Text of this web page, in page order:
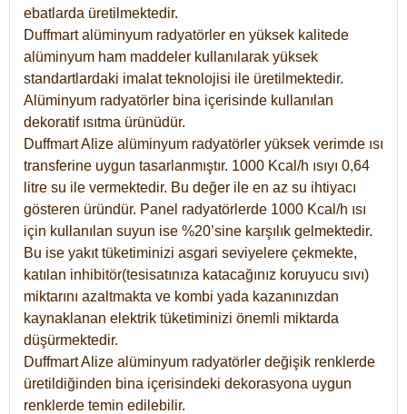
ebatlarda üretilmektedir.
Duffmart alüminyum radyatörler en yüksek kalitede
alüminyum ham maddeler kullanılarak yüksek
standartlardaki imalat teknolojisi ile üretilmektedir.
Alüminyum radyatörler bina içerisinde kullanılan
dekoratif ısıtma ürünüdür.
Duffmart Alize alüminyum radyatörler yüksek verimde ısı
transferine uygun tasarlanmıştır. 1000 Kcal/h ısıyı 0,64
litre su ile vermektedir. Bu değer ile en az su ihtiyacı
gösteren üründür. Panel radyatörlerde 1000 Kcal/h ısı
için kullanılan suyun ise %20’sine karşılık gelmektedir.
Bu ise yakıt tüketiminizi asgari seviyelere çekmekte,
katılan inhibitör(tesisatınıza katacağınız koruyucu sıvı)
miktarını azaltmakta ve kombi yada kazanınızdan
kaynaklanan elektrik tüketiminizi önemli miktarda
düşürmektedir.
Duffmart Alize alüminyum radyatörler değişik renklerde
üretildiğinden bina içerisindeki dekorasyona uygun
renklerde temin edilebilir.